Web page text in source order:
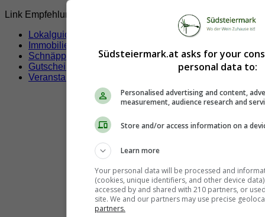
Link Empfehlungen
Lokalguide
Immobilien
Schnäppchen
Gutscheine & Rabatte
Veranstaltungen
Südsteiermark.at asks for your
personal data to:
Personalised advertising and content,
measurement, audience research and
Store and/or access information on a
Learn more
Your personal data will be processed and
(cookies, unique identifiers, and other device
accessed by and shared with 210 partners, or
site. We and our partners may use precise
partners.